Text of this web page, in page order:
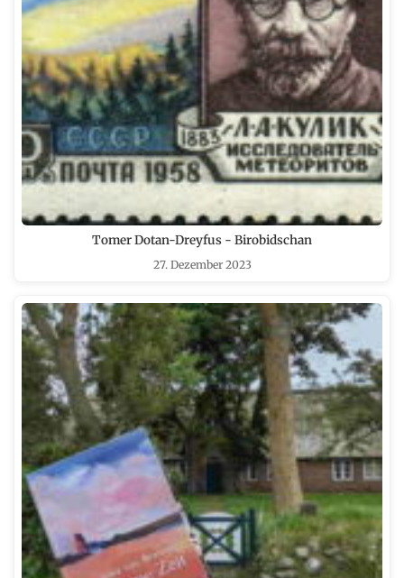
Tomer Dotan-Dreyfus - Birobidschan
27. Dezember 2023